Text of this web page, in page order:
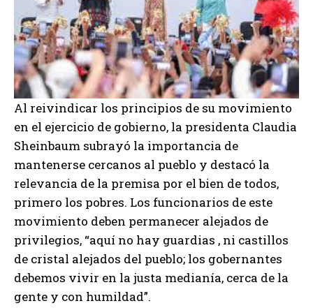
Al reivindicar los principios de su movimiento
en el ejercicio de gobierno, la presidenta Claudia
Sheinbaum subrayó la importancia de
mantenerse cercanos al pueblo y destacó la
relevancia de la premisa por el bien de todos,
primero los pobres. Los funcionarios de este
movimiento deben permanecer alejados de
privilegios, “aquí no hay guardias , ni castillos
de cristal alejados del pueblo; los gobernantes
debemos vivir en la justa medianía, cerca de la
gente y con humildad”.